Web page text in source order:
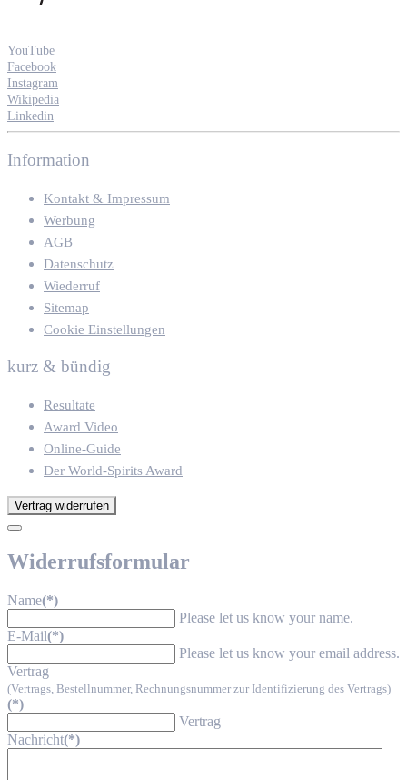
YouTube
Facebook
Instagram
Wikipedia
Linkedin
Information
Kontakt & Impressum
Werbung
AGB
Datenschutz
Wiederruf
Sitemap
Cookie Einstellungen
kurz & bündig
Resultate
Award Video
Online-Guide
Der World-Spirits Award
Vertrag widerrufen
Widerrufsformular
Name(*)
Please let us know your name.
E-Mail(*)
Please let us know your email address.
Vertrag
(Vertrags, Bestellnummer, Rechnungsnummer zur Identifizierung des Vertrags)
(*)
Vertrag
Nachricht(*)